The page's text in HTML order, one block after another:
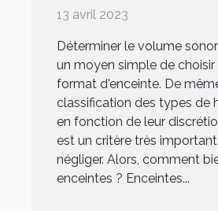
13 avril 2023
Déterminer le volume
un moyen simple de choisir
format d'enceinte. De
classification des types de
en fonction de leur
est un critère très
négliger. Alors, comment
enceintes ? Enceintes...